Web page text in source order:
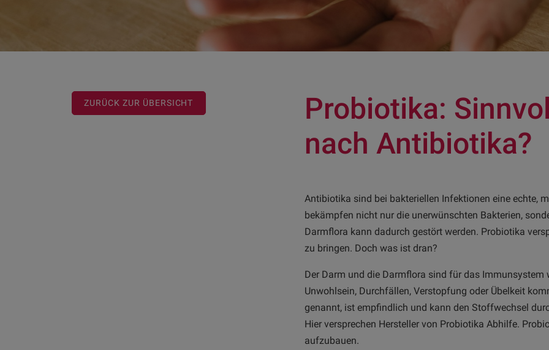
ZURÜCK ZUR ÜBERSICHT
Probiotika:
nach Antibiotika?
Antibiotika sind bei bakteriellen Infektionen eine echte,
bekämpfen nicht nur die unerwünschten Bakterien,
Darmflora kann dadurch gestört werden. Probiotika
zu bringen. Doch was ist dran?
Der Darm und die Darmflora sind für das
Unwohlsein, Durchfällen, Verstopfung oder Übelkeit
genannt, ist empfindlich und kann den Stoffwechsel
Hier versprechen Hersteller von Probiotika Abhilfe.
aufzubauen.